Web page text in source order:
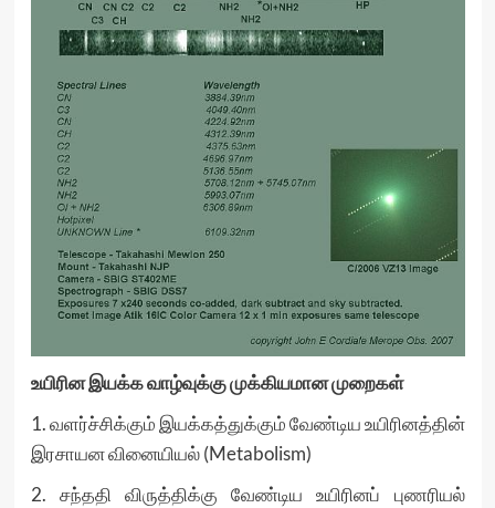
உயிரின இயக்க வாழ்வுக்கு முக்கியமான முறைகள்
1. வளர்ச்சிக்கும் இயக்கத்துக்கும் வேண்டிய உயிரினத்தின்
இரசாயன வினையியல் (Metabolism)
2. சந்ததி விருத்திக்கு வேண்டிய உயிரினப் புணரியல்